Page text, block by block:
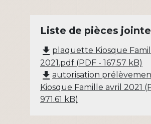
Liste de pièces
file_download plaquette Kiosque
2021.pdf (PDF - 167.57 kB)
file_download autorisation
Kiosque Famille avril 2021
971.61 kB)